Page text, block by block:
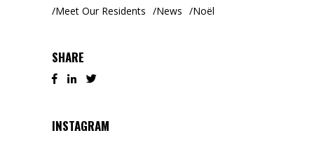
Meet Our Residents
News Noël
SHARE
INSTAGRAM